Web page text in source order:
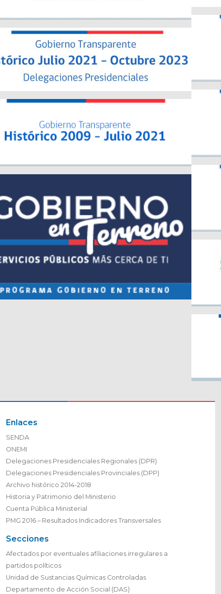
Enlaces
SENDA
ONEMI
Delegaciones Presidenciales Regionales (DPR)
Delegaciones Presidenciales Provinciales (DPP)
Archivo histórico 2014-2018
Historia y Patrimonio del Ministerio
Cuenta Pública Ministerial
PMG 2016 – Resultados Indicadores Transversales
Secciones
Afectados por eventuales afiliaciones irregulares a
partidos políticos
Unidad de Sustancias Químicas Controladas
Departamento de Acción Social (DAS)